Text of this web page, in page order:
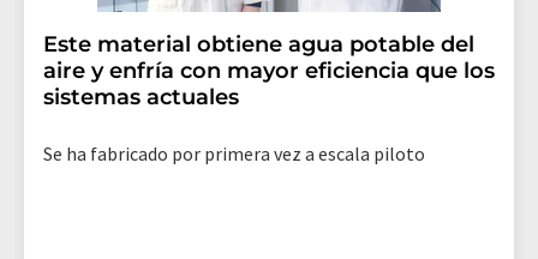
Este material obtiene agua potable del
aire y enfría con mayor eficiencia que los
sistemas actuales
Se ha fabricado por primera vez a escala piloto